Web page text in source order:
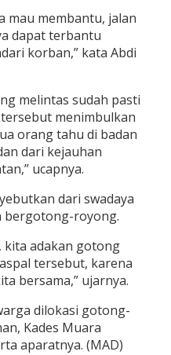
mau membantu, jalan
dapat terbantu
korban,” kata Abdi
melintas sudah pasti
menimbulkan
orang tahu di badan
dari kejauhan
ucapnya.
dari swadaya
bergotong-royong.
kita adakan gotong
tersebut, karena
bersama,” ujarnya.
dilokasi gotong-
Kades Muara
aparatnya. (MAD)